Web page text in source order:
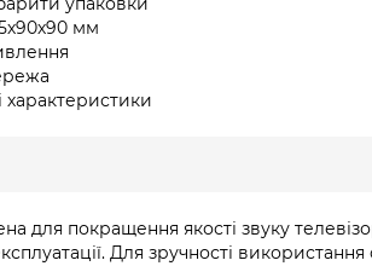
мм
характеристики
для покращення якості звуку
Для зручності